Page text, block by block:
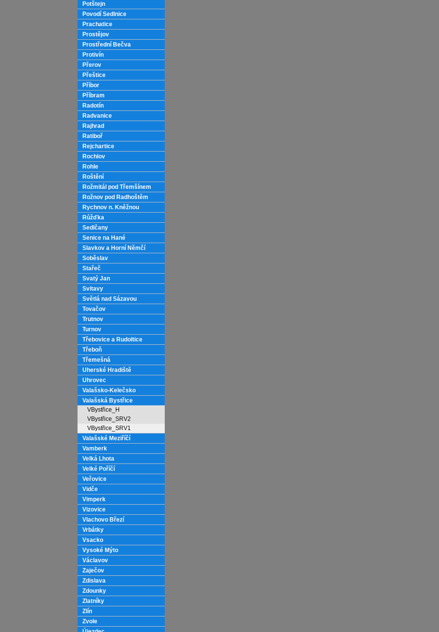
Potštejn
Povodí Sedlnice
Prachatice
Prostějov
Prostřední Bečva
Protivín
Přerov
Přeštice
Příbor
Příbram
Radotín
Radvanice
Rajhrad
Ratiboř
Rejchartice
Rochlov
Rohle
Roštění
Rožmitál pod Třemšínem
Rožnov pod Radhoštěm
Rychnov n. Kněžnou
Růžďka
Sedlčany
Senice na Hané
Slavkov a Horní Němčí
Soběslav
Stařeč
Svatý Jan
Svitavy
Světlá nad Sázavou
Tovačov
Trutnov
Turnov
Třebovice a Rudoltice
Třeboň
Třemešná
Uherské Hradiště
Uhrovec
Valašsko-Kelečsko
Valašská Bystřice
VBystřice_H
VBystřice_SRV2
VBystřice_SRV1
Valašské Meziříčí
Vamberk
Velká Lhota
Velké Poříčí
Veřovice
Vidče
Vimperk
Vizovice
Vlachovo Březí
Vrbátky
Vsacko
Vysoké Mýto
Václavov
Zaječov
Zdislava
Zdounky
Zlatníky
Zlín
Zvole